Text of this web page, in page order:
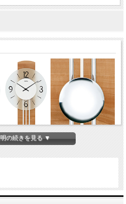
古のクロックメーカーです。
計メーキングする芸術の伝統として世界的に
の続きを見る ▼